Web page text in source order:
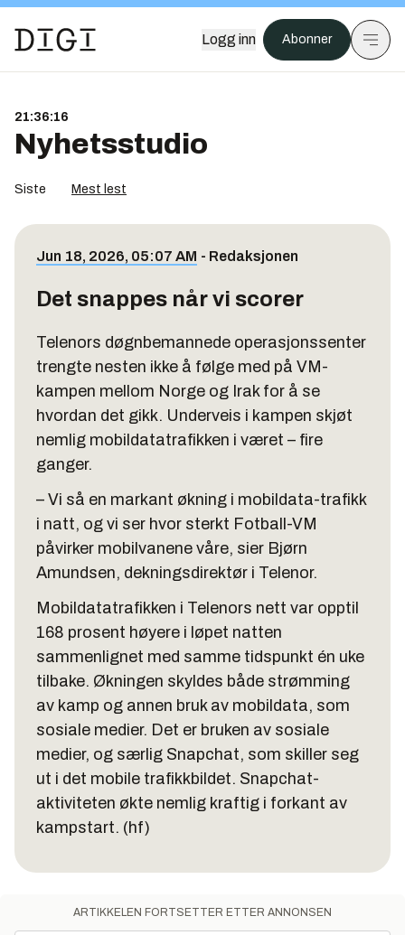
Logg inn Abonner
21:36:16
Nyhetsstudio
Siste Mest lest
Jun 18, 2026, 05:07 AM - Redaksjonen
Det snappes når vi scorer
Telenors døgnbemannede operasjonssenter
trengte nesten ikke å følge med på VM-
kampen mellom Norge og Irak for å se
hvordan det gikk. Underveis i kampen skjøt
nemlig mobildatatrafikken i været – fire
ganger.
– Vi så en markant økning i mobildata-trafikk
i natt, og vi ser hvor sterkt Fotball-VM
påvirker mobilvanene våre, sier Bjørn
Amundsen, dekningsdirektør i Telenor.
Mobildatatrafikken i Telenors nett var opptil
168 prosent høyere i løpet natten
sammenlignet med samme tidspunkt én uke
tilbake. Økningen skyldes både strømming
av kamp og annen bruk av mobildata, som
sosiale medier. Det er bruken av sosiale
medier, og særlig Snapchat, som skiller seg
ut i det mobile trafikkbildet. Snapchat-
aktiviteten økte nemlig kraftig i forkant av
kampstart. (hf)
ARTIKKELEN FORTSETTER ETTER ANNONSEN